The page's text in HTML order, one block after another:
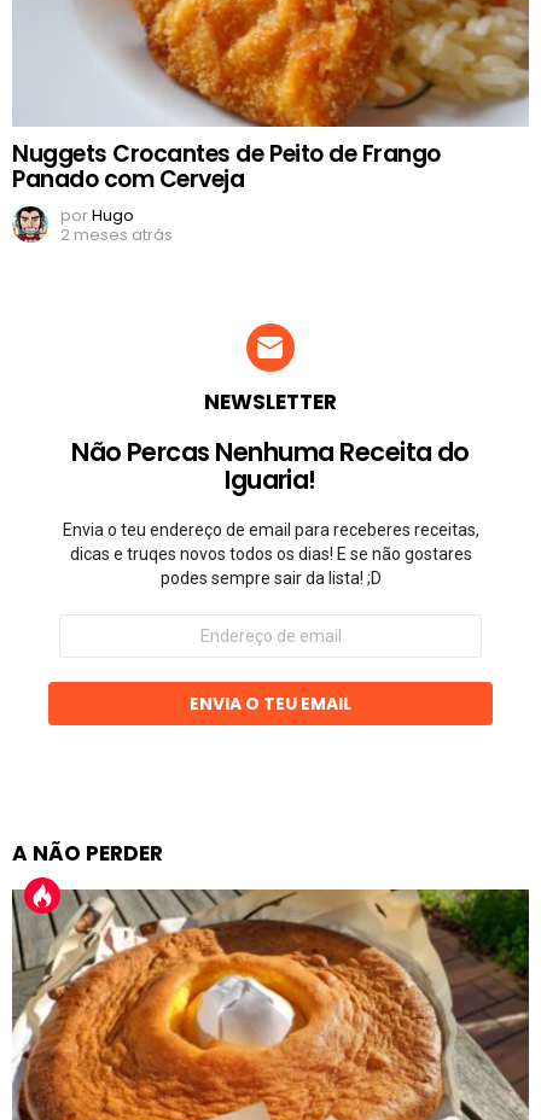
Nuggets Crocantes de Peito de Frango
Panado com Cerveja
porHugo
2 meses atrás
NEWSLETTER
Não Percas Nenhuma Receita do
Iguaria!
Envia o teu endereço de email para receberes receitas,
dicas e truqes novos todos os dias! E se não gostares
podes sempre sair da lista! ;D
Endereço
email
ENVIA O TEU EMAIL
A NÃO PERDER